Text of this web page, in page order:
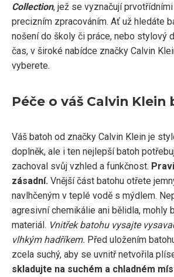
Collection, jež se vyznačují
precizním zpracováním. Ať už hledáte
nošení do školy či práce, nebo stylový
čas, v široké nabídce značky Calvin
vyberete.
Péče o váš Calvin Klein
Váš batoh od značky Calvin Klein je
doplněk, ale i ten nejlepší batoh
zachoval svůj vzhled a funkčnost.
zásadní. Vnější část batohu otřete
navlhčeným v teplé vodě s mýdlem.
agresivní chemikálie ani bělidla, mohly
materiál. Vnitřek batohu vysajte
vlhkým hadříkem. Před uložením
zcela suchý, aby se uvnitř netvořila
skladujte na suchém a chladném